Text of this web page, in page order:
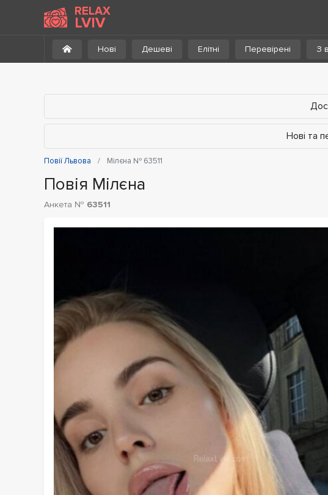
RELAX
LVIV
Нові Дешеві Елітні Перевірені З
Нові та
Повії Львова Мілєна № 63511
Повія Мілєна
Анкета № 63511